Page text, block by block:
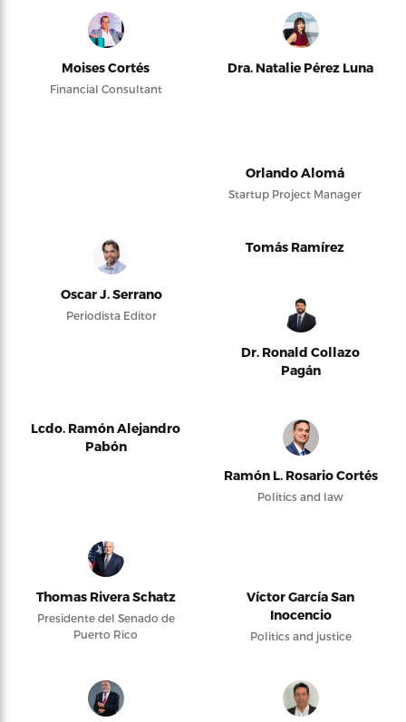
Moises Cortés
Financial Consultant
Dra. Natalie Pérez Luna
Orlando Alomá
Startup Project Manager
Oscar J. Serrano
Periodista Editor
Tomás Ramírez
Dr. Ronald Collazo
Pagán
Lcdo. Ramón Alejandro
Pabón
Ramón L. Rosario Cortés
Politics and law
Thomas Rivera Schatz
Presidente del Senado de
Puerto Rico
Víctor García San
Inocencio
Politics and justice